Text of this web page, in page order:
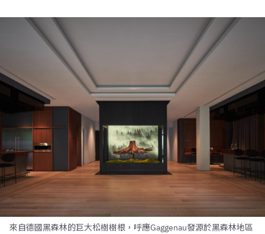
來自德國黑森林的巨大松樹樹根，呼應Gaggenau發源於黑森林地區